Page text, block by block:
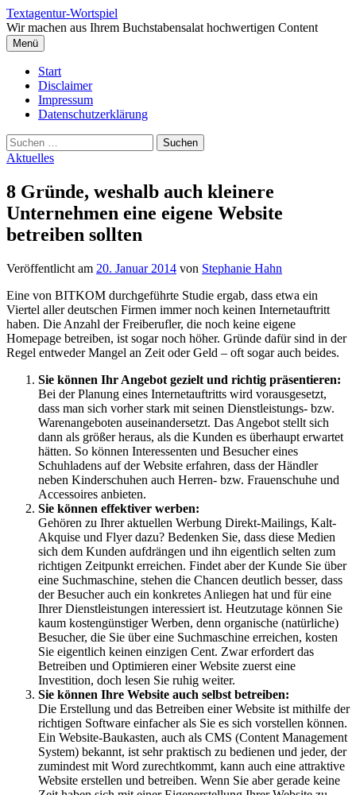
Springe
zum
Inhalt
Textagentur-Wortspiel
Wir machen aus Ihrem Buchstabensalat hochwertigen Content
Menü
Start
Disclaimer
Impressum
Datenschutzerklärung
Suchen
nach:
Aktuelles
8 Gründe, weshalb auch kleinere
Unternehmen eine eigene Website
betreiben sollten
Veröffentlicht am 20. Januar 2014 von Stephanie Hahn
Eine von BITKOM durchgeführte Studie ergab, dass etwa ein
Viertel aller deutschen Firmen immer noch keinen Internetauftritt
haben. Die Anzahl der Freiberufler, die noch keine eigene
Homepage betreiben, ist sogar noch höher. Gründe dafür sind in der
Regel entweder Mangel an Zeit oder Geld – oft sogar auch beides.
Sie können Ihr Angebot gezielt und richtig präsentieren:
Bei der Planung eines Internetauftritts wird vorausgesetzt,
dass man sich vorher stark mit seinen Dienstleistungs- bzw.
Warenangeboten auseinandersetzt. Das Angebot stellt sich
dann als größer heraus, als die Kunden es überhaupt erwartet
hätten. So können Interessenten und Besucher eines
Schuhladens auf der Website erfahren, dass der Händler
neben Kinderschuhen auch Herren- bzw. Frauenschuhe und
Accessoires anbieten.
Sie können effektiver werben:
Gehören zu Ihrer aktuellen Werbung Direkt-Mailings, Kalt-
Akquise und Flyer dazu? Bedenken Sie, dass diese Medien
sich dem Kunden aufdrängen und ihn eigentlich selten zum
richtigen Zeitpunkt erreichen. Findet aber der Kunde Sie über
eine Suchmaschine, stehen die Chancen deutlich besser, dass
der Besucher auch ein konkretes Anliegen hat und für eine
Ihrer Dienstleistungen interessiert ist. Heutzutage können Sie
kaum kostengünstiger Werben, denn organische (natürliche)
Besucher, die Sie über eine Suchmaschine erreichen, kosten
Sie eigentlich keinen einzigen Cent. Zwar erfordert das
Betreiben und Optimieren einer Website zuerst eine
Investition, doch lesen Sie ruhig weiter.
Sie können Ihre Website auch selbst betreiben:
Die Erstellung und das Betreiben einer Website ist mithilfe der
richtigen Software einfacher als Sie es sich vorstellen können.
Ein Website-Baukasten, auch als CMS (Content Management
System) bekannt, ist sehr praktisch zu bedienen und jeder, der
zumindest mit Word zurechtkommt, kann auch eine attraktive
Website erstellen und betreiben. Wenn Sie aber gerade keine